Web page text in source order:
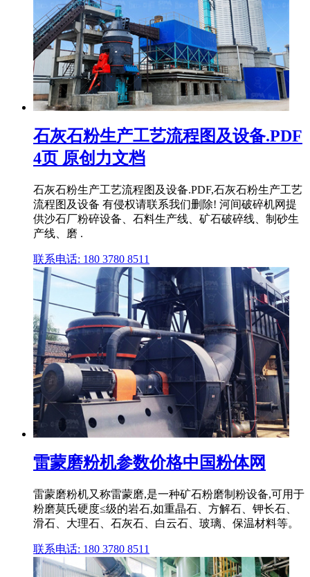
石灰石粉生产工艺流程图及设备.PDF
4页 原创力文档
石灰石粉生产工艺流程图及设备.PDF,石灰石粉生产工艺
流程图及设备 有侵权请联系我们删除! 河间破碎机网提
供沙石厂粉碎设备、石料生产线、矿石破碎线、制砂生
产线、磨 .
联系电话: 180 3780 8511
雷蒙磨粉机参数价格中国粉体网
雷蒙磨粉机又称雷蒙磨,是一种矿石粉磨制粉设备,可用于
粉磨莫氏硬度≤级的岩石,如重晶石、方解石、钾长石、
滑石、大理石、石灰石、白云石、玻璃、保温材料等。
联系电话: 180 3780 8511